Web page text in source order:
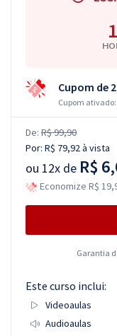
Cupom de
Cupom ativado:
De: R$ 99,90
Por: R$ 79,92à vista
ou 12x de R$
Economize R$
Garantia
Este curso inclui:
Videoaulas
Audioaulas